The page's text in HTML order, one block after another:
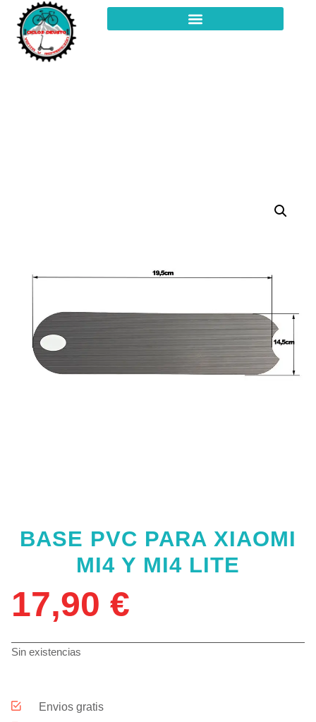
BASE PVC PARA XIAOMI
MI4 Y MI4 LITE
17,90 €
Sin existencias
Envios gratis